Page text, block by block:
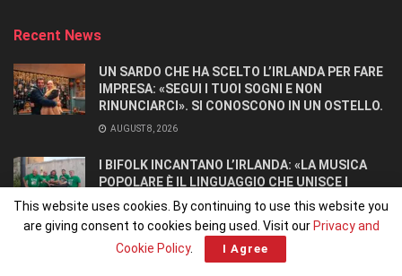
Recent News
UN SARDO CHE HA SCELTO L’IRLANDA PER FARE
IMPRESA: «SEGUI I TUOI SOGNI E NON
RINUNCIARCI». SI CONOSCONO IN UN OSTELLO.
AUGUST 8, 2026
I BIFOLK INCANTANO L’IRLANDA: «LA MUSICA
POPOLARE È IL LINGUAGGIO CHE UNISCE I
POPOLI»
JULY 31, 2026
This website uses cookies. By continuing to use this website you
are giving consent to cookies being used. Visit our Privacy and
Cookie Policy. I Agree